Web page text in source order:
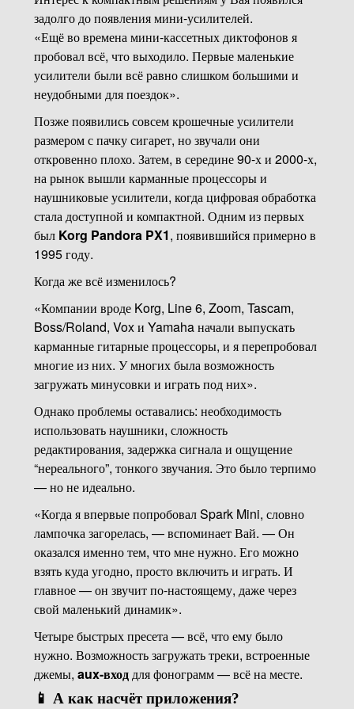
задолго до появления мини-усилителей.
«Ещё во времена мини-кассетных диктофонов я
пробовал всё, что выходило. Первые маленькие
усилители были всё равно слишком большими и
неудобными для поездок».
Позже появились совсем крошечные усилители
размером с пачку сигарет, но звучали они
откровенно плохо. Затем, в середине 90-х и 2000-х,
на рынок вышли карманные процессоры и
наушниковые усилители, когда цифровая обработка
стала доступной и компактной. Одним из первых
был Korg Pandora PX1, появившийся примерно в
1995 году.
Когда же всё изменилось?
«Компании вроде Korg, Line 6, Zoom, Tascam,
Boss/Roland, Vox и Yamaha начали выпускать
карманные гитарные процессоры, и я перепробовал
многие из них. У многих была возможность
загружать минусовки и играть под них».
Однако проблемы оставались: необходимость
использовать наушники, сложность
редактирования, задержка сигнала и ощущение
“нереального”, тонкого звучания. Это было терпимо
— но не идеально.
«Когда я впервые попробовал Spark Mini, словно
лампочка загорелась, — вспоминает Вай. — Он
оказался именно тем, что мне нужно. Его можно
взять куда угодно, просто включить и играть. И
главное — он звучит по-настоящему, даже через
свой маленький динамик».
Четыре быстрых пресета — всё, что ему было
нужно. Возможность загружать треки, встроенные
джемы, aux-входдля фонограмм — всё на месте.
📱 А как насчёт приложения?